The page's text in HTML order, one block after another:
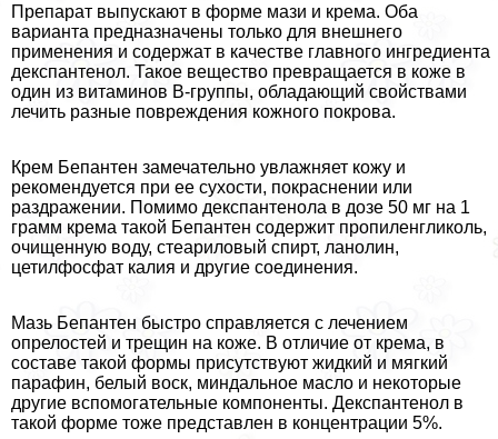
Препарат выпускают в форме мази и крема. Оба
варианта предназначены только для внешнего
применения и содержат в качестве главного ингредиента
декспантенол. Такое вещество превращается в коже в
один из витаминов В-группы, обладающий свойствами
лечить разные повреждения кожного покрова.
Крем Бепантен замечательно увлажняет кожу и
рекомендуется при ее сухости, покраснении или
раздражении. Помимо декспантенола в дозе 50 мг на 1
грамм крема такой Бепантен содержит пропиленгликоль,
очищенную воду, стеариловый спирт, ланолин,
цетилфосфат калия и другие соединения.
Мазь Бепантен быстро справляется с лечением
опрелостей и трещин на коже. В отличие от крема, в
составе такой формы присутствуют жидкий и мягкий
парафин, белый воск, миндальное масло и некоторые
другие вспомогательные компоненты. Декспантенол в
такой форме тоже представлен в концентрации 5%.